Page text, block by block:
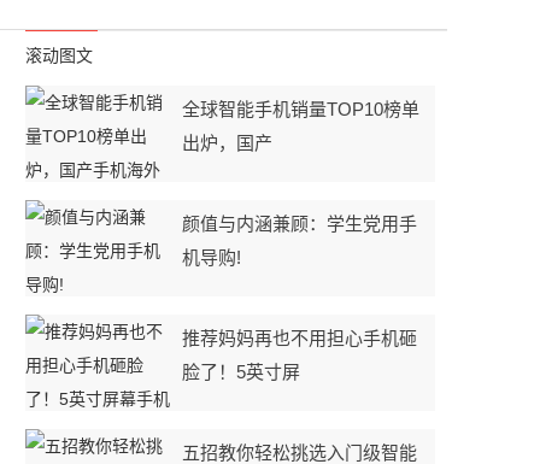
滚动图文
全球智能手机销量TOP10榜单
出炉，国产
颜值与内涵兼顾：学生党用手
机导购!
推荐妈妈再也不用担心手机砸
脸了！5英寸屏
五招教你轻松挑选入门级智能